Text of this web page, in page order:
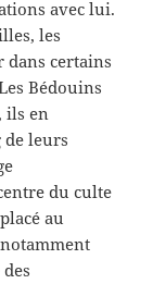
avec lui.
les
dans certains
Bédouins
ils en
de leurs
du culte
au